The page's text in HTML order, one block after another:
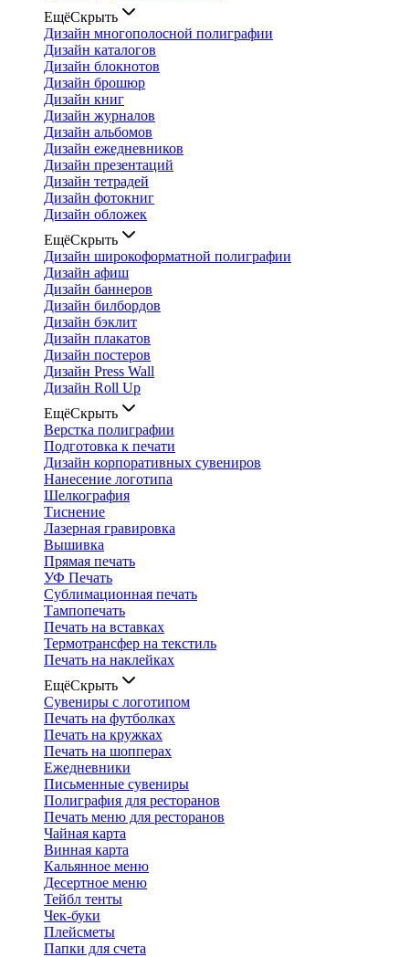
ЕщёСкрыть
Дизайн многополосной полиграфии
Дизайн каталогов
Дизайн блокнотов
Дизайн брошюр
Дизайн книг
Дизайн журналов
Дизайн альбомов
Дизайн ежедневников
Дизайн презентаций
Дизайн тетрадей
Дизайн фотокниг
Дизайн обложек
ЕщёСкрыть
Дизайн широкоформатной полиграфии
Дизайн афиш
Дизайн баннеров
Дизайн билбордов
Дизайн бэклит
Дизайн плакатов
Дизайн постеров
Дизайн Press Wall
Дизайн Roll Up
ЕщёСкрыть
Верстка полиграфии
Подготовка к печати
Дизайн корпоративных сувениров
Нанесение логотипа
Шелкография
Тиснение
Лазерная гравировка
Вышивка
Прямая печать
УФ Печать
Сублимационная печать
Тампопечать
Печать на вставках
Термотрансфер на текстиль
Печать на наклейках
ЕщёСкрыть
Сувениры с логотипом
Печать на футболках
Печать на кружках
Печать на шопперах
Ежедневники
Письменные сувениры
Полиграфия для ресторанов
Печать меню для ресторанов
Чайная карта
Винная карта
Кальянное меню
Десертное меню
Тейбл тенты
Чек-буки
Плейсметы
Папки для счета